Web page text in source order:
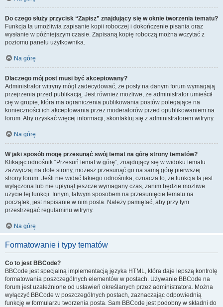
Do czego służy przycisk “Zapisz” znajdujący się w oknie tworzenia tematu?
Funkcja ta umożliwia zapisanie kopii roboczej i dokończenie pisania oraz
wysłanie w późniejszym czasie. Zapisaną kopię roboczą można wczytać z
poziomu panelu użytkownika.
Na górę
Dlaczego mój post musi być akceptowany?
Administrator witryny mógł zadecydować, że posty na danym forum wymagają
przejrzenia przed publikacją. Jest również możliwe, że administrator umieścił
cię w grupie, która ma ograniczenia publikowania postów polegające na
konieczności ich akceptowania przez moderatorów przed opublikowaniem na
forum. Aby uzyskać więcej informacji, skontaktuj się z administratorem witryny.
Na górę
W jaki sposób mogę przesunąć swój temat na górę strony tematów?
Klikając odnośnik “Przesuń temat w górę”, znajdujący się w widoku tematu
zazwyczaj na dole strony, możesz przesunąć go na samą górę pierwszej
strony forum. Jeśli nie widać takiego odnośnika, oznacza to, że funkcja ta jest
wyłączona lub nie upłynął jeszcze wymagany czas, zanim będzie możliwe
użycie tej funkcji. Innym, łatwym sposobem na przesunięcie tematu na
początek, jest napisanie w nim posta. Należy pamiętać, aby przy tym
przestrzegać regulaminu witryny.
Na górę
Formatowanie i typy tematów
Co to jest BBCode?
BBCode jest specjalną implementacją języka HTML, która daje lepszą kontrolę
formatowania poszczególnych elementów w postach. Używanie BBCode na
forum jest uzależnione od ustawień określanych przez administratora. Można
wyłączyć BBCode w poszczególnych postach, zaznaczając odpowiednią
funkcję w formularzu tworzenia posta. Sam BBCode jest podobny w składni do